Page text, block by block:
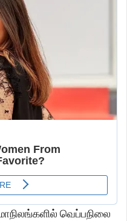
வெப்பநிலை